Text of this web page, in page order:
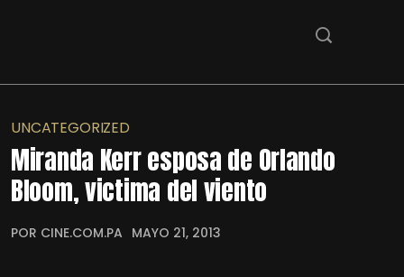
UNCATEGORIZED
Miranda Kerr esposa de Orlando
Bloom, victima del viento
POR CINE.COM.PA MAYO 21, 2013